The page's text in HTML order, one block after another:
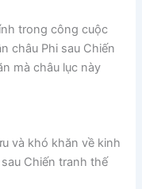
trong công cuộc
châu Phi sau Chiến
mà châu lục này
và khó khăn về kinh
Chiến tranh thế